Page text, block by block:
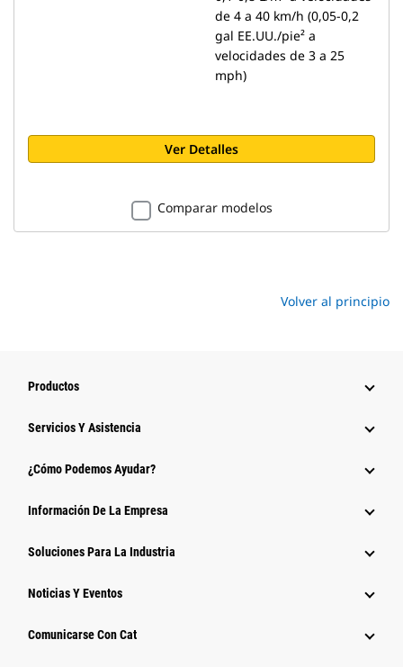
de 4 a 40 km/h (0,05-0,2
gal EE.UU./pie² a
velocidades de 3 a 25
mph)
Ver Detalles
Comparar modelos
Volver al principio
Productos
Servicios Y Asistencia
¿Cómo Podemos Ayudar?
Información De La Empresa
Soluciones Para La Industria
Noticias Y Eventos
Comunicarse Con Cat